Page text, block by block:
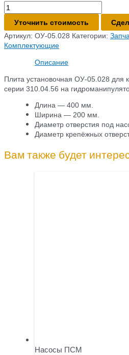
Количество
товара
Плита
установочная
ОУ-05.028
Уточнить стоимость
Артикул: ОУ-05.028 Категории:
Комплектующие
Описание
Плита установочная ОУ-05.028 для
серии 310.04.56 на
Длина — 400 мм.
Ширина — 200 мм.
Диаметр отверстия под
Диаметр крепёжных
Вам также будет
Насосы ПСМ